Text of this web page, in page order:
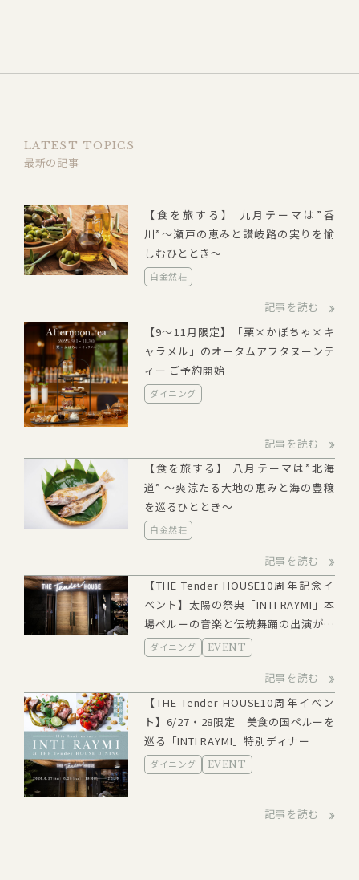
LATEST TOPICS
最新の記事
【食を旅する】 九月テーマは”香
川”～瀬戸の恵みと讃岐路の実りを愉
しむひととき～
白金然荘
記事を読む
【9～11月限定】「栗×かぼちゃ×キ
ャラメル」のオータムアフタヌーンテ
ィー ご予約開始
ダイニング
記事を読む
【食を旅する】 八月テーマは”北海
道” ～爽涼たる大地の恵みと海の豊穣
を巡るひととき～
白金然荘
記事を読む
【THE Tender HOUSE10周年記念イ
ベント】太陽の祭典「INTI RAYMI」本
場ペルーの音楽と伝統舞踊の出演が決
定ダイニング EVENT
記事を読む
【THE Tender HOUSE10周年イベン
ト】6/27・28限定 美食の国ペルーを
巡る「INTI RAYMI」特別ディナー
ダイニング EVENT
記事を読む